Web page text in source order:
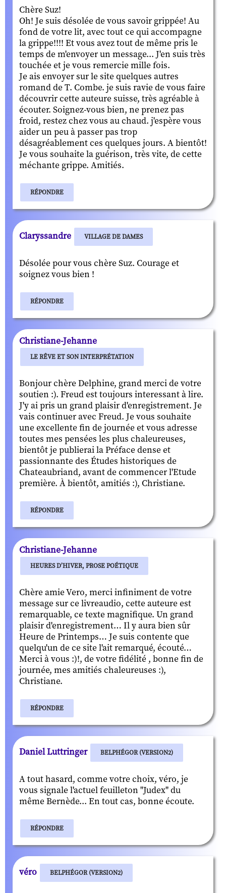
Chère Suz!
Oh! Je suis désolée de vous savoir grippée! Au
fond de votre lit, avec tout ce qui accompagne
la grippe!!!! Et vous avez tout de même pris le
temps de m'envoyer un message... J'en suis très
touchée et je vous remercie mille fois.
Je ais envoyer sur le site quelques autres
romand de T. Combe. je suis ravie de vous faire
découvrir cette auteure suisse, très agréable à
écouter. Soignez-vous bien, ne prenez pas
froid, restez chez vous au chaud. j'espère vous
aider un peu à passer pas trop
désagréablement ces quelques jours. A bientôt!
Je vous souhaite la guérison, très vite, de cette
méchante grippe. Amitiés.
RÉPONDRE
Claryssandre VILLAGE DE DAMES
Désolée pour vous chère Suz. Courage et
soignez vous bien !
RÉPONDRE
Christiane-Jehanne
LE RÊVE ET SON INTERPRÉTATION
Bonjour chère Delphine, grand merci de votre
soutien :). Freud est toujours interessant à lire.
J'y ai pris un grand plaisir d'enregistrement. Je
vais continuer avec Freud. Je vous souhaite
une excellente fin de journée et vous adresse
toutes mes pensées les plus chaleureuses,
bientôt je publierai la Préface dense et
passionnante des Études historiques de
Chateaubriand, avant de commencer l'Etude
première. À bientôt, amitiés :), Christiane.
RÉPONDRE
Christiane-Jehanne
HEURES D’HIVER, PROSE POÉTIQUE
Chère amie Vero, merci infiniment de votre
message sur ce livreaudio, cette auteure est
remarquable, ce texte magnifique. Un grand
plaisir d'enregistrement… Il y aura bien sûr
Heure de Printemps… Je suis contente que
quelqu'un de ce site l'ait remarqué, écouté…
Merci à vous :)!, de votre fidélité , bonne fin de
journée, mes amitiés chaleureuses :),
Christiane.
RÉPONDRE
Daniel Luttringer BELPHÉGOR (VERSION2)
A tout hasard, comme votre choix, véro, je
vous signale l'actuel feuilleton "Judex" du
même Bernède... En tout cas, bonne écoute.
RÉPONDRE
véro BELPHÉGOR (VERSION2)